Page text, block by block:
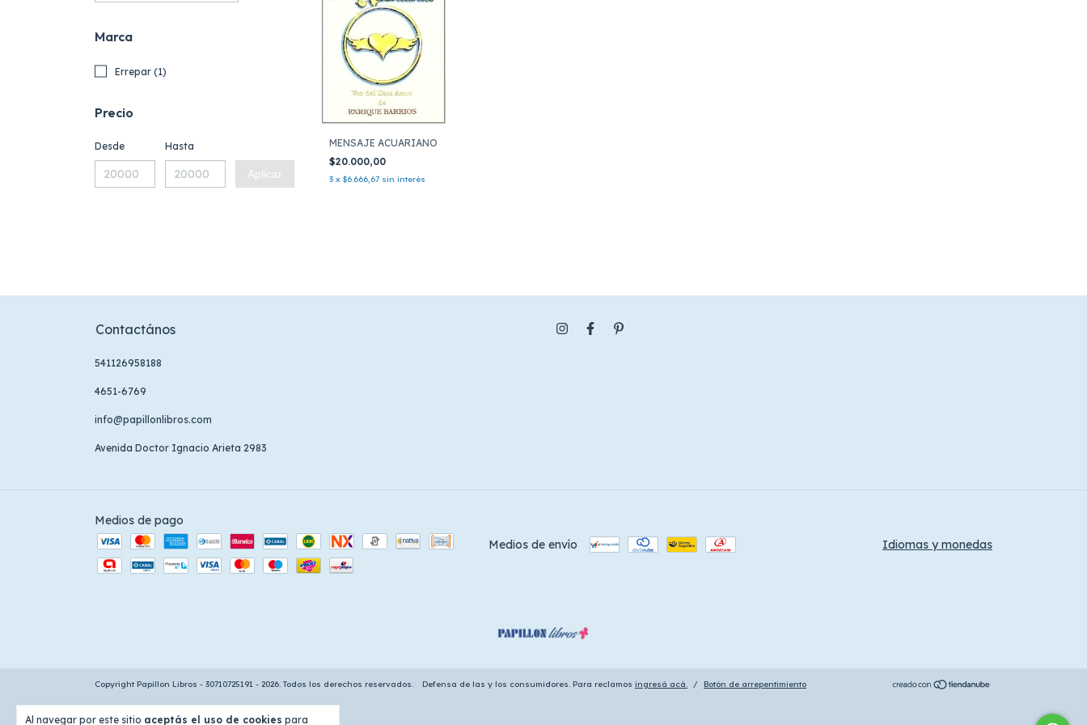
Al navegar por este sitio aceptás el uso de cookies para
Marca
Errepar (1)
Precio
Desde Hasta
Aplicar
MENSAJE ACUARIANO
$20.000,00
3 x $6.666,67 sin interés
Contactános
541126958188
4651-6769
info@papillonlibros.com
Avenida Doctor Ignacio Arieta 2983
Medios de pago
Medios de envío
Idiomas y monedas
Copyright Papillon Libros - 30710725191 - 2026. Todos los derechos reservados. Defensa de las y los consumidores. Para reclamos ingresá acá. / Botón de arrepentimiento